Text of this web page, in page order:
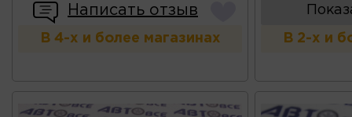
Написать отзыв
В 4-х и более магазинах В 2-х и